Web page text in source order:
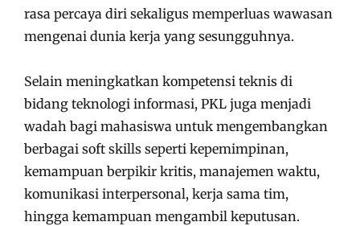
rasa percaya diri sekaligus memperluas wawasan
mengenai dunia kerja yang sesungguhnya.
Selain meningkatkan kompetensi teknis di
bidang teknologi informasi, PKL juga menjadi
wadah bagi mahasiswa untuk mengembangkan
berbagai soft skills seperti kepemimpinan,
kemampuan berpikir kritis, manajemen waktu,
komunikasi interpersonal, kerja sama tim,
hingga kemampuan mengambil keputusan.